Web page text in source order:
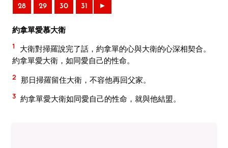
28 29 30 31 ►
約拿單愛慕大衛
1
大衛對掃羅說完了話，約拿單的心與大衛的心深相契合。
約拿單愛大衛，如同愛自己的性命。
2 那日掃羅留住大衛，不容他再回父家。
3 約拿單愛大衛如同愛自己的性命，就與他結盟。